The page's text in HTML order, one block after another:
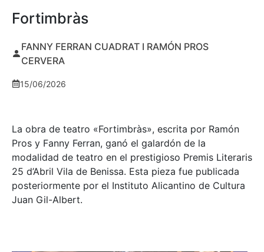
Fortimbràs
FANNY FERRAN CUADRAT I RAMÓN PROS
CERVERA
15/06/2026
La obra de teatro «Fortimbràs», escrita por Ramón
Pros y Fanny Ferran, ganó el galardón de la
modalidad de teatro en el prestigioso Premis Literaris
25 d’Abril Vila de Benissa. Esta pieza fue publicada
posteriormente por el Instituto Alicantino de Cultura
Juan Gil-Albert.